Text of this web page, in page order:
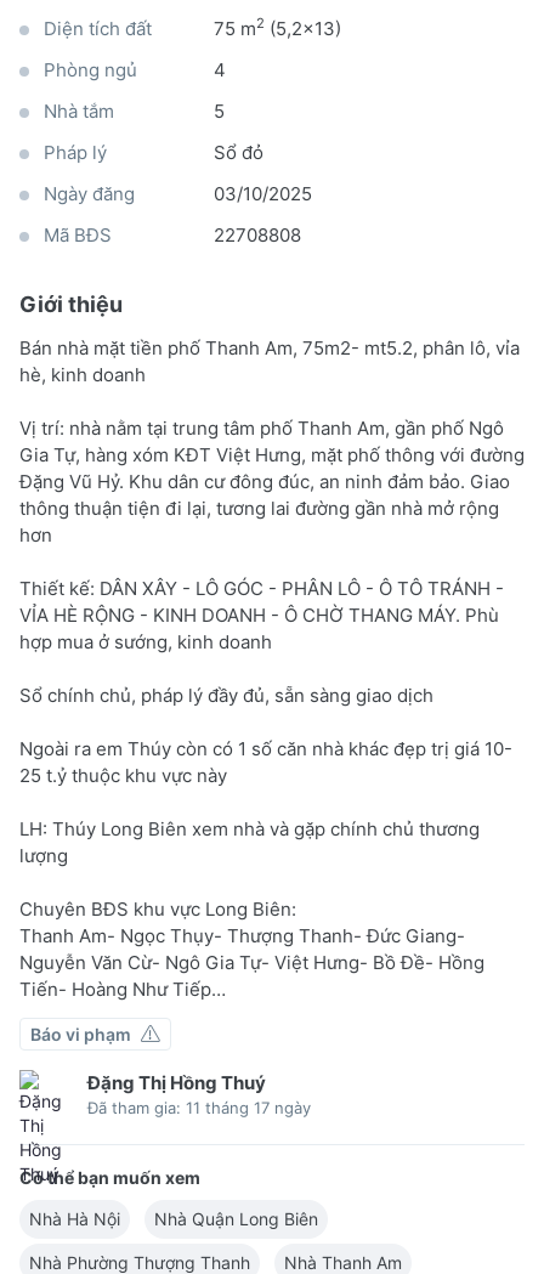
Diện tích đất 75 m2 (5,2x13)
Phòng ngủ
4
Nhà tắm
5
Pháp lý
Sổ đỏ
Ngày đăng
03/10/2025
Mã BĐS
22708808
Giới thiệu
Bán nhà mặt tiền phố Thanh Am, 75m2- mt5.2, phân lô, vỉa
hè, kinh doanh
Vị trí: nhà nằm tại trung tâm phố Thanh Am, gần phố Ngô
Gia Tự, hàng xóm KĐT Việt Hưng, mặt phố thông với đường
Đặng Vũ Hỷ. Khu dân cư đông đúc, an ninh đảm bảo. Giao
thông thuận tiện đi lại, tương lai đường gần nhà mở rộng
hơn
Thiết kế: DÂN XÂY - LÔ GÓC - PHÂN LÔ - Ô TÔ TRÁNH -
VỈA HÈ RỘNG - KINH DOANH - Ô CHỜ THANG MÁY. Phù
hợp mua ở sướng, kinh doanh
Sổ chính chủ, pháp lý đầy đủ, sẵn sàng giao dịch
Ngoài ra em Thúy còn có 1 số căn nhà khác đẹp trị giá 10-
25 t.ỷ thuộc khu vực này
LH: Thúy Long Biên xem nhà và gặp chính chủ thương
lượng
Chuyên BĐS khu vực Long Biên:
Thanh Am- Ngọc Thụy- Thượng Thanh- Đức Giang-
Nguyễn Văn Cừ- Ngô Gia Tự- Việt Hưng- Bồ Đề- Hồng
Tiến- Hoàng Như Tiếp…
Báo vi phạm
Đặng Thị Hồng Thuý
Đã tham gia: 11 tháng 17 ngày
Có thể bạn muốn xem
Nhà Hà Nội
Nhà Quận Long Biên
Nhà Phường Thượng Thanh Nhà Thanh Am